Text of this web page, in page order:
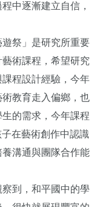
中逐漸建立自信，
祭」是研究所重要
術課程，希望研究
程設計經驗，今年
教育走入偏鄉，也
的需求，今年課程
在藝術創作中認識
溝通與團隊合作能
到，和平國中的學